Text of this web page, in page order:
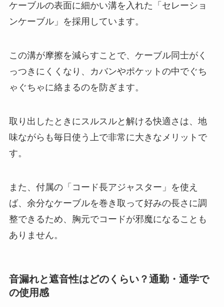
ケーブルの表面に細かい溝を入れた「セレーショ
ンケーブル」を採用しています。
この溝が摩擦を減らすことで、ケーブル同士がく
っつきにくくなり、カバンやポケットの中でぐち
ゃぐちゃに絡まるのを防ぎます。
取り出したときにスルスルと解ける快適さは、地
味ながらも毎日使う上で非常に大きなメリットで
す。
また、付属の「コード長アジャスター」を使え
ば、余分なケーブルを巻き取って好みの長さに調
整できるため、胸元でコードが邪魔になることも
ありません。
音漏れと遮音性はどのくらい？通勤・通学で
の使用感